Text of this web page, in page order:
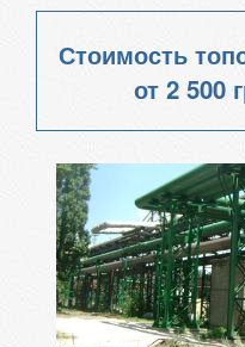
Стоимость
от 2 500